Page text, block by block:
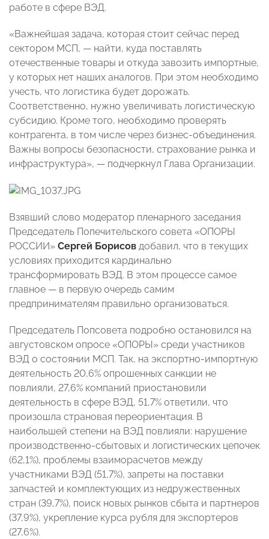
работе в сфере ВЭД.
«Важнейшая задача, которая стоит сейчас перед
сектором МСП, — найти, куда поставлять
отечественные товары и откуда завозить импортные,
у которых нет наших аналогов. При этом необходимо
учесть, что логистика будет дорожать.
Соответственно, нужно увеличивать логистическую
субсидию. Кроме того, необходимо проверять
контрагента, в том числе через бизнес-объединения.
Важны вопросы безопасности, страхование рынка и
инфраструктура», — подчеркнул Глава Организации.
Взявший слово модератор пленарного заседания
Председатель Попечительского совета «ОПОРЫ
РОССИИ» Сергей Борисов добавил, что в текущих
условиях приходится кардинально
трансформировать ВЭД. В этом процессе самое
главное — в первую очередь самим
предпринимателям правильно организоваться.
Председатель Попсовета подробно остановился на
августовском опросе «ОПОРЫ» среди участников
ВЭД о состоянии МСП. Так, на экспортно-импортную
деятельность 20,6% опрошенных санкции не
повлияли, 27,6% компаний приостановили
деятельность в сфере ВЭД, 51,7% ответили, что
произошла страновая переориентация. В
наибольшей степени на ВЭД повлияли: нарушение
производственно-сбытовых и логистических цепочек
(62,1%), проблемы взаиморасчетов между
участниками ВЭД (51,7%), запреты на поставки
запчастей и комплектующих из недружественных
стран (39,7%), поиск новых рынков сбыта и партнеров
(37,9%), укрепление курса рубля для экспортеров
(27,6%).